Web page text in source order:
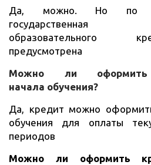
Да, можно. Но по
образовательного
предусмотрена
Можно ли
начала обучения?
Да, кредит можно
обучения для оплаты
периодов
Можно ли оформить